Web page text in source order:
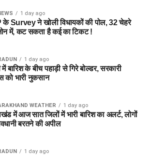
की ओर से हरिद्वार और आसपास के क्षेत्रों में
है। अधिकारियों को उम्मीद है कि हरिद्वार में
मिल सकती है।
जिले के चिन्यालीसौड़ में भी एक जमीन को लेकर
हैं। विभाग यह जांच कर रहा है कि वहां की जमीन
गांव के निर्माण के लिए उपयुक्त हैं या नहीं।
को मिलेगा नया जीवन
सिर्फ एक नया भवन या परिसर तैयार करने की
निकेतन में रहने वाली महिलाओं और बच्चों के
कोशिश भी है।
1 day ago
के Survey ने खोली विधायकों की पोल, 32 चेहरे
में, कट सकता है कई का टिकट !
1 day ago
में बारिश के बीच पहाड़ी से गिरे बोल्डर, सरकारी
को भारी नुकसान
WEATHER 1 day ago
में आज सात जिलों में भारी बारिश का अलर्ट, लोगों
बरतने की अपील
1 day ago